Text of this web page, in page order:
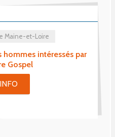
intéressés par
Gospel
Maine-et-Loire